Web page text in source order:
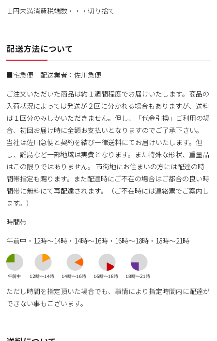
１円未満消費税端数・・・切り捨て
配送方法について
■宅急便 配送業者：佐川急便
ご注文いただいた商品は約１週間程度でお届けいたします。商品の
入荷状況によっては発送が２回に分かれる場合もありますが、送料
は１回分のみしかいただきません。但し、「代金引換」ご利用の場
合、初回お届け時に全額お支払いとなりますのでご了承下さい。
当社は佐川急便と契約を結び一律送料にてお届けいたします。但
し、離島など一部地域は実費となります。また特殊な形状、重量品
はこの限りではありません。 市街地にお住まいの方には配達の時
間帯指定も賜ります。また配達時にご不在の場合はご都合の良い時
間帯に無料にて再配達されます。（ご不在時には連絡票でご案内し
ます。）
時間帯
午前中・12時～14時・14時～16時・16時～18時・18時～21時
ただし時間を指定頂いた場合でも、事情により指定時間内に配達が
できない事もございます。